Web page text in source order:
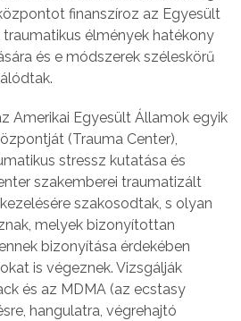
finanszíroz az Egyesült
élmények hatékony
és e módszerek széleskörű
Amerikai Egyesült Államok egyik
(Trauma Center),
stressz kutatása és
szakemberei traumatizált
szakosodtak, s olyan
melyek bizonyítottan
bizonyítása érdekében
is végeznek. Vizsgálják
és az MDMA (az ecstasy
hangulatra, végrehajtó